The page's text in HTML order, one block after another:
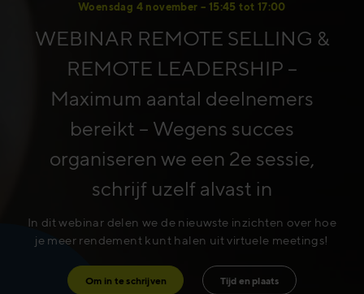
Woensdag 4 november – 15:45 tot 17:00
WEBINAR REMOTE SELLING &
REMOTE LEADERSHIP –
Maximum aantal deelnemers
bereikt – Wegens succes
organiseren we een 2e sessie,
schrijf uzelf alvast in
In dit webinar delen we de nieuwste inzichten over hoe
je meer rendement kunt halen uit virtuele meetings!
Om in te schrijven Tijd en plaats